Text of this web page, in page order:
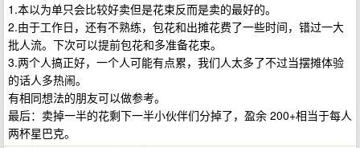
1.本以为单只会比较好卖但是花束反而是卖的最好的。
2.由于工作日，还有不熟练，包花和出摊花费了一些时间，错过一大
批人流。下次可以提前包花和多准备花束。
3.两个人搞正好，一个人可能有点累，我们人太多了不过当摆摊体验
的话人多热闹。
有相同想法的朋友可以做参考。
最后：卖掉一半的花剩下一半小伙伴们分掉了，盈余 200+相当于每人
两杯星巴克。